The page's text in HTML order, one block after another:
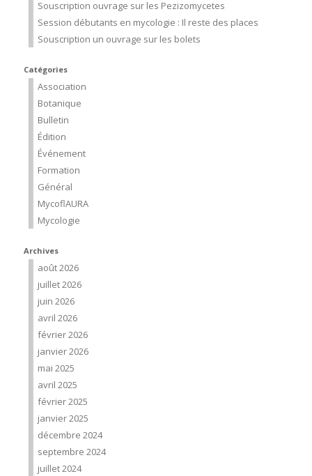
Souscription ouvrage sur les Pezizomycetes
Session débutants en mycologie : Il reste des places
Souscription un ouvrage sur les bolets
Catégories
Association
Botanique
Bulletin
Édition
Événement
Formation
Général
MycoflAURA
Mycologie
Archives
août 2026
juillet 2026
juin 2026
avril 2026
février 2026
janvier 2026
mai 2025
avril 2025
février 2025
janvier 2025
décembre 2024
septembre 2024
juillet 2024